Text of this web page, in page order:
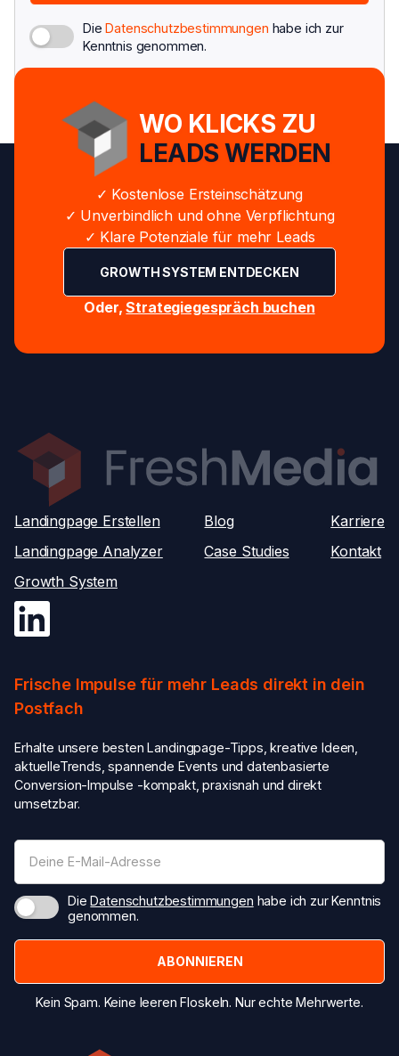
DieDatenschutzbestimmungen habe ich zur
Kenntnis genommen.
WO KLICKS ZU
LEADS WERDEN
✓ Kostenlose Ersteinschätzung
✓ Unverbindlich und ohne Verpflichtung
✓ Klare Potenziale für mehr Leads
GROWTH SYSTEM ENTDECKEN
Oder,Strategiegespräch buchen
Landingpage Erstellen
Landingpage Analyzer
Growth System
Blog
Case Studies
Karriere
Kontakt
Frische Impulse für mehr Leads direkt in dein
Postfach
Erhalte unsere besten Landingpage-Tipps, kreative Ideen,
aktuelleTrends, spannende Events und datenbasierte
Conversion-Impulse -kompakt, praxisnah und direkt
umsetzbar.
DieDatenschutzbestimmungen habe ich zur Kenntnis
genommen.
Kein Spam. Keine leeren Floskeln. Nur echte Mehrwerte.